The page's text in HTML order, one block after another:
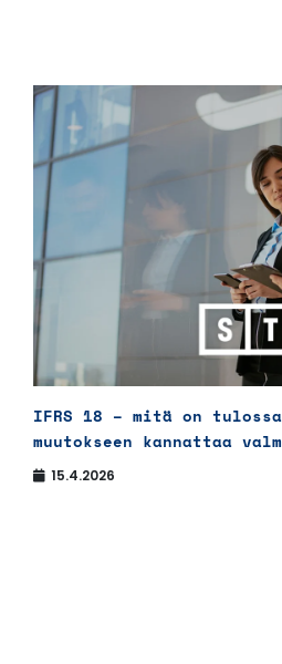
IFRS 18 – mitä on
muutokseen kannattaa
15.4.2026